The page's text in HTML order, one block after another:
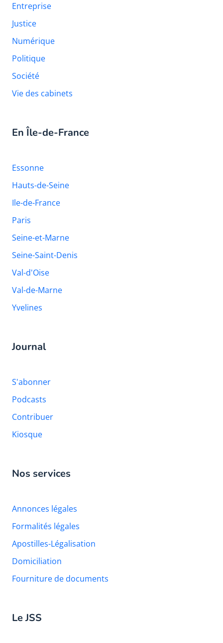
Entreprise
Justice
Numérique
Politique
Société
Vie des cabinets
En Île-de-France
Essonne
Hauts-de-Seine
Ile-de-France
Paris
Seine-et-Marne
Seine-Saint-Denis
Val-d'Oise
Val-de-Marne
Yvelines
Journal
S'abonner
Podcasts
Contribuer
Kiosque
Nos services
Annonces légales
Formalités légales
Apostilles-Légalisation
Domiciliation
Fourniture de documents
Le JSS